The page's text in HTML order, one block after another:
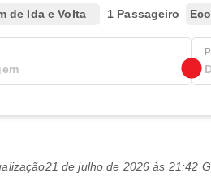
de Ida e Volta 1 Passageiro
21 de julho de 2026 às 21:42